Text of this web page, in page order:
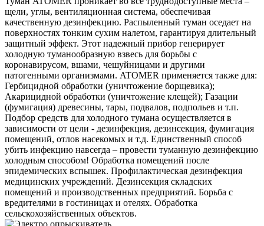
щели, углы, вентиляционная система, обеспечивая
качественную дезинфекцию. Распыленный туман оседает на
поверхностях тонким сухим налетом, гарантируя длительный
защитный эффект. Этот надежный прибор генерирует
холодную туманообразную взвесь для борьбы с
коронавирусом, вшами, чешуйницами и другими
патогенными организмами. ATOMER применяется также для:
Гербицидной обработки (уничтожение борщевика);
Акарицидной обработки (уничтожение клещей); Газации
(фумигация) древесины, тары, подвалов, подпольев и т.п.
Подбор средств для холодного тумана осуществляется в
зависимости от цели - дезинфекция, дезинсекция, фумигация
помещений, отлов насекомых и т.д. Единственный способ
убить инфекцию навсегда – провести туманную дезинфекцию
холодным способом! Обработка помещений после
эпидемических вспышек. Профилактическая дезинфекция
медицинских учреждений. Дезинсекция складских
помещений и производственных предприятий. Борьба с
вредителями в гостиницах и отелях. Обработка
сельскохозяйственных объектов.